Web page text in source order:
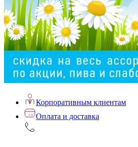
Корпоративным клиентам
Оплата и доставка